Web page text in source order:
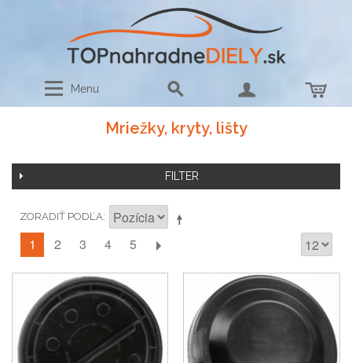
Menu
Mriežky, kryty, lišty
FILTER
ZORADIŤ PODĽA
1 2 3 4 5